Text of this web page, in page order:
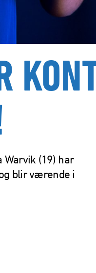
Warvik (19) har
blir værende i